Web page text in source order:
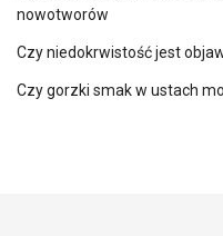
nowotworów
Czy niedokrwistość jest
Czy gorzki smak w ustach